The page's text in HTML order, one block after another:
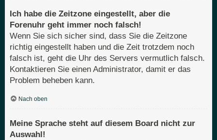
Ich habe die Zeitzone eingestellt, aber die
Forenuhr geht immer noch falsch!
Wenn Sie sich sicher sind, dass Sie die Zeitzone
richtig eingestellt haben und die Zeit trotzdem noch
falsch ist, geht die Uhr des Servers vermutlich falsch.
Kontaktieren Sie einen Administrator, damit er das
Problem beheben kann.
Nach oben
Meine Sprache steht auf diesem Board nicht zur
Auswahl!